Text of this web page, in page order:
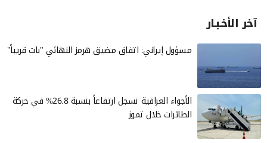
آخر الأخـبـار
مسؤول إيراني: اتفاق مضيق هرمز النهائي "بات قريباً"
الأجواء العراقية تسجل ارتفاعاً بنسبة 26.8% في حركة
الطائرات خلال تموز